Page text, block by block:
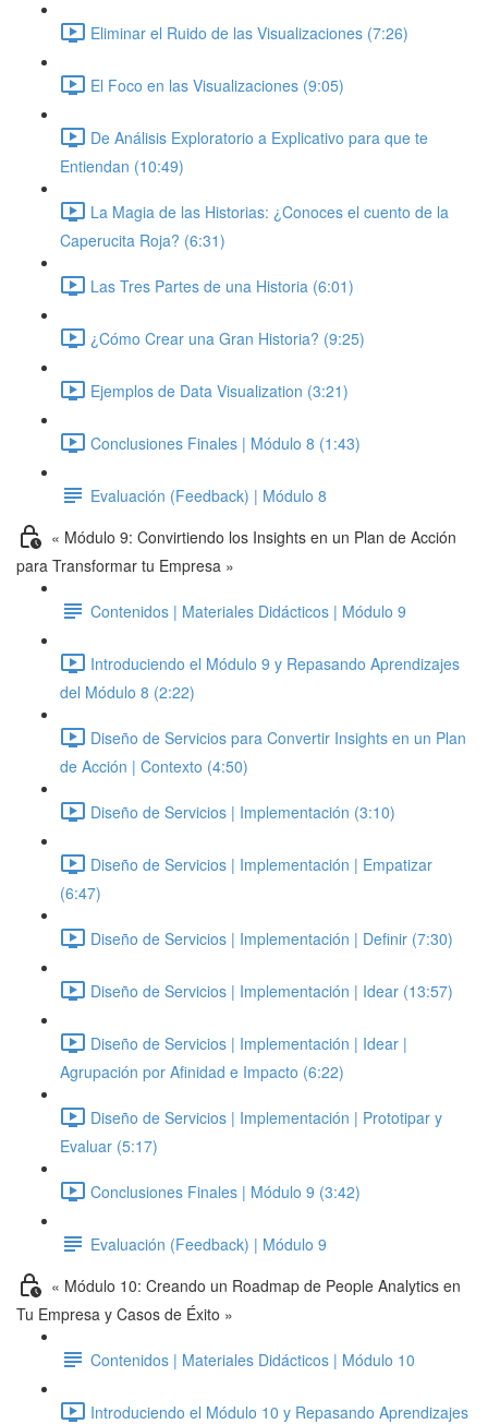
Eliminar el Ruido de las Visualizaciones (7:26)
El Foco en las Visualizaciones (9:05)
De Análisis Exploratorio a Explicativo para que te
Entiendan (10:49)
La Magia de las Historias: ¿Conoces el cuento de la
Caperucita Roja? (6:31)
Las Tres Partes de una Historia (6:01)
¿Cómo Crear una Gran Historia? (9:25)
Ejemplos de Data Visualization (3:21)
Conclusiones Finales | Módulo 8 (1:43)
Evaluación (Feedback) | Módulo 8
« Módulo 9: Convirtiendo los Insights en un Plan de Acción
para Transformar tu Empresa »
Contenidos | Materiales Didácticos | Módulo 9
Introduciendo el Módulo 9 y Repasando Aprendizajes
del Módulo 8 (2:22)
Diseño de Servicios para Convertir Insights en un Plan
de Acción | Contexto (4:50)
Diseño de Servicios | Implementación (3:10)
Diseño de Servicios | Implementación | Empatizar
(6:47)
Diseño de Servicios | Implementación | Definir (7:30)
Diseño de Servicios | Implementación | Idear (13:57)
Diseño de Servicios | Implementación | Idear |
Agrupación por Afinidad e Impacto (6:22)
Diseño de Servicios | Implementación | Prototipar y
Evaluar (5:17)
Conclusiones Finales | Módulo 9 (3:42)
Evaluación (Feedback) | Módulo 9
« Módulo 10: Creando un Roadmap de People Analytics en
Tu Empresa y Casos de Éxito »
Contenidos | Materiales Didácticos | Módulo 10
Introduciendo el Módulo 10 y Repasando Aprendizajes